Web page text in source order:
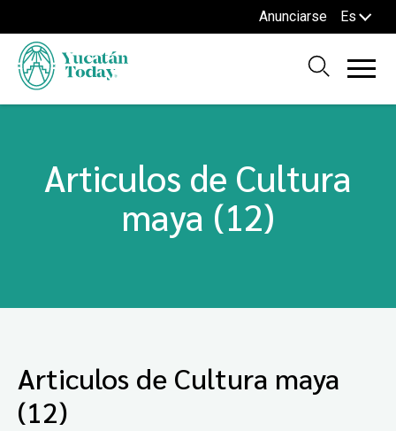
Anunciarse Es
Articulos de Cultura
maya (12)
Articulos de Cultura maya
(12)